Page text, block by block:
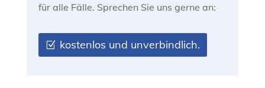
für alle Fälle. Sprechen Sie uns gerne an:
kostenlos und unverbindlich.